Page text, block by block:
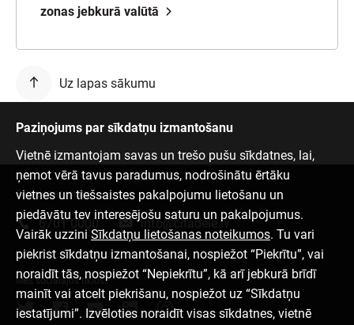
zonas jebkurā valūtā
Uz lapas sākumu
Paziņojums par sīkdatņu izmantošanu
Vietnē izmantojam savas un trešo pušu sīkdatnes, lai,
ņemot vērā tavus paradumus, nodrošinātu ērtāku
vietnes un tiešsaistes pakalpojumu lietošanu un
piedāvātu tev interesējošu saturu un pakalpojumus.
Vairāk uzzini Sīkdatņu lietošanas noteikumos. Tu vari
piekrist sīkdatņu izmantošanai, nospiežot “Piekrītu”, vai
noraidīt tās, nospiežot “Nepiekrītu”, kā arī jebkurā brīdī
mainīt vai atcelt piekrišanu, nospiežot uz “Sīkdatņu
iestatījumi”. Izvēloties noraidīt visas sīkdatnes, vietnē
Sazinies ar mums
6701 0000 info@citadele.lv
Mēs sociālajos tīklos